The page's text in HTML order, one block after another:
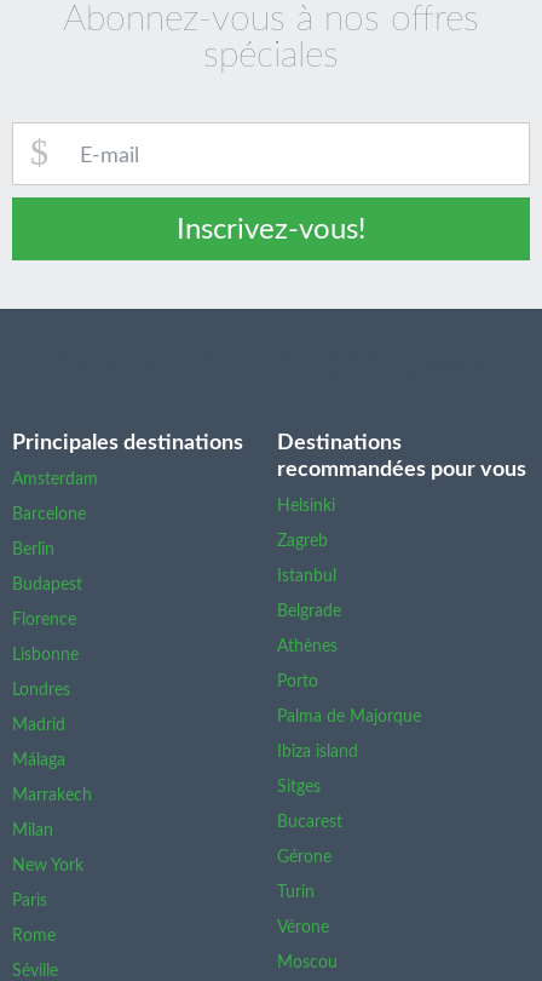
Abonnez-vous à nos offres
spéciales
Inscrivez-vous!
Principales destinations
Amsterdam
Barcelone
Berlin
Budapest
Florence
Lisbonne
Londres
Madrid
Málaga
Marrakech
Milan
New York
Paris
Rome
Séville
Destinations
recommandées pour vous
Helsinki
Zagreb
Istanbul
Belgrade
Athènes
Porto
Palma de Majorque
Ibiza island
Sitges
Bucarest
Gérone
Turin
Vérone
Moscou